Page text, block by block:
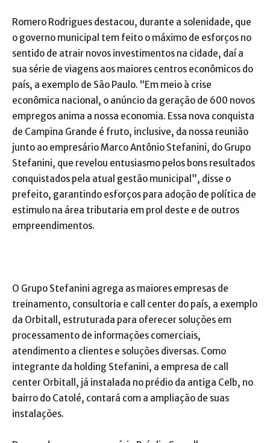
Romero Rodrigues destacou, durante a solenidade, que
o governo municipal tem feito o máximo de esforços no
sentido de atrair novos investimentos na cidade, daí a
sua série de viagens aos maiores centros econômicos do
país, a exemplo de São Paulo. “Em meio à crise
econômica nacional, o anúncio da geração de 600 novos
empregos anima a nossa economia. Essa nova conquista
de Campina Grande é fruto, inclusive, da nossa reunião
junto ao empresário Marco Antônio Stefanini, do Grupo
Stefanini, que revelou entusiasmo pelos bons resultados
conquistados pela atual gestão municipal”, disse o
prefeito, garantindo esforços para adoção de política de
estimulo na área tributaria em prol deste e de outros
empreendimentos.
O Grupo Stefanini agrega as maiores empresas de
treinamento, consultoria e call center do país, a exemplo
da Orbitall, estruturada para oferecer soluções em
processamento de informações comerciais,
atendimento a clientes e soluções diversas. Como
integrante da holding Stefanini, a empresa de call
center Orbitall, já instalada no prédio da antiga Celb, no
bairro do Catolé, contará com a ampliação de suas
instalações.